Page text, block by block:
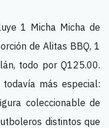
1 Micha Micha de
de Alitas BBQ, 1
todo por Q125.00.
más especial:
coleccionable de
distintos que